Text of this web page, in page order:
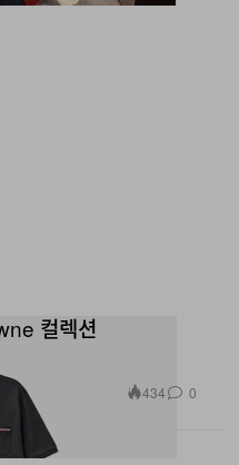
컬렉션
434 0